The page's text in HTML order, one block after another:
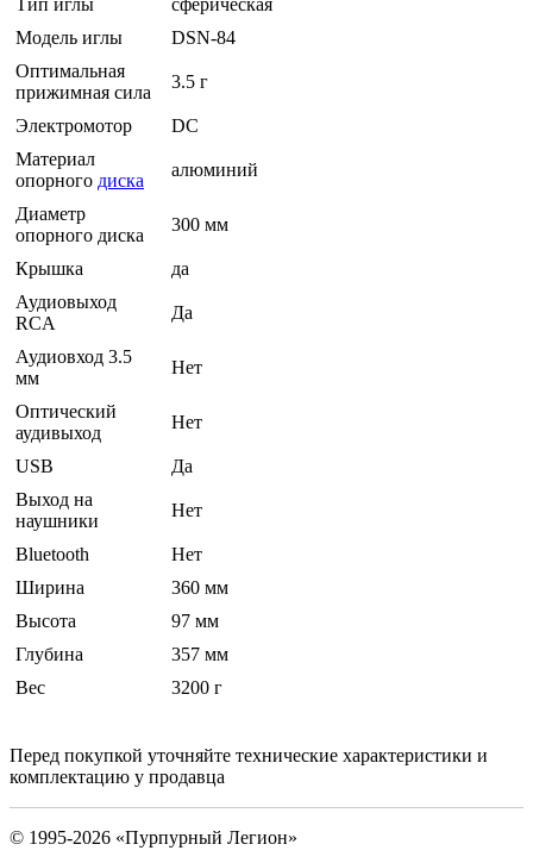
Тип иглы
сферическая
Модель иглы
DSN-84
Оптимальная
прижимная сила
3.5 г
Электромотор
DC
Материал
опорного диска
алюминий
Диаметр
опорного диска
300 мм
Крышка
да
Аудиовыход
RCA
Да
Аудиовход 3.5
мм
Нет
Оптический
аудивыход
Нет
USB
Да
Выход на
наушники
Нет
Bluetooth
Нет
Ширина
360 мм
Высота
97 мм
Глубина
357 мм
Вес
3200 г
Перед покупкой уточняйте технические характеристики и
комплектацию у продавца
© 1995-2026 «Пурпурный Легион»